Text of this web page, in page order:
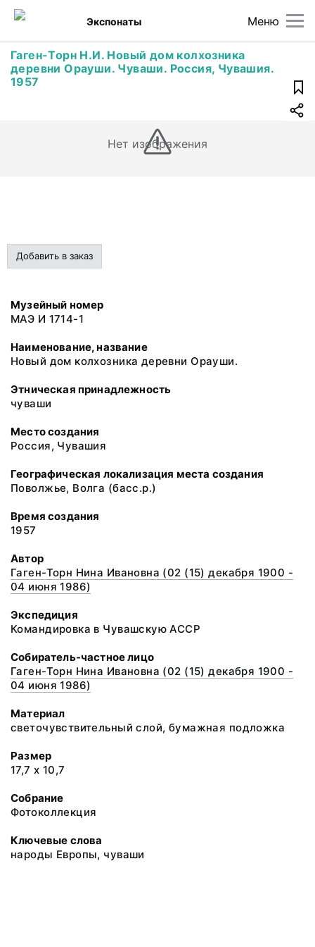
Меню
Экспонаты
Гаген-Торн Н.И. Новый дом колхозника
деревни Орауши. Чуваши. Россия, Чувашия.
1957
Нет изображения
Добавить в заказ
Музейный номер
МАЭ И 1714-1
Наименование, название
Новый дом колхозника деревни Орауши.
Этническая принадлежность
чуваши
Место создания
Россия, Чувашия
Географическая локализация места создания
Поволжье, Волга (басс.р.)
Время создания
1957
Автор
Гаген-Торн Нина Ивановна (02 (15) декабря 1900 -
04 июня 1986)
Экспедиция
Командировка в Чувашскую АССР
Собиратель-частное лицо
Гаген-Торн Нина Ивановна (02 (15) декабря 1900 -
04 июня 1986)
Материал
светочувствительный слой, бумажная подложка
Размер
17,7 х 10,7
Собрание
Фотоколлекция
Ключевые слова
народы Европы, чуваши